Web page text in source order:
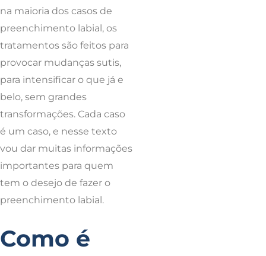
na maioria dos casos de
preenchimento labial, os
tratamentos são feitos para
provocar mudanças sutis,
para intensificar o que já e
belo, sem grandes
transformações. Cada caso
é um caso, e nesse texto
vou dar muitas informações
importantes para quem
tem o desejo de fazer o
preenchimento labial.
Como é